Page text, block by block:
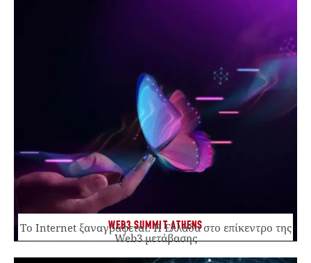
WEB3 SUMMIT ATHENS
Το Internet ξαναγράφεται. Η Ελλάδα στο επίκεντρο της
Web3 μετάβασης